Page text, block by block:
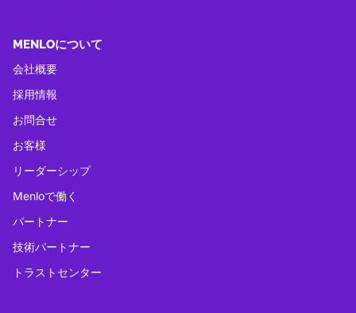
MENLOについて
会社概要
採用情報
お問合せ
お客様
リーダーシップ
Menloで働く
パートナー
技術パートナー
トラストセンター